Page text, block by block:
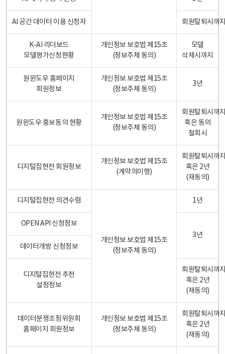
AI 공간 데이터 이용 신청자 회원탈퇴시까
K-AI 리더보드
모델평가신청현황
개인정보 보호법 제15조
(정보주체 동의)
모델
삭제시까지
원윈도우 홈페이지
회원정보
개인정보 보호법 제15조
(정보주체 동의)
3년
원윈도우 홍보동의 현황
개인정보 보호법 제15조
(정보주체 동의)
회원탈퇴시까
혹은 동의
철회시
디지털집현전 회원정보
개인정보 보호법 제15조
(계약의이행)
회원탈퇴시까
혹은 2년
(재동의)
디지털집현전 의견수렴
개인정보 보호법 제15조
(정보주체 동의)
1년
OPEN API 신청정보
3년
데이터개방 신청정보
디지털집현전 추천
설정정보
회원탈퇴시까
혹은 2년
(재동의)
데이터분쟁조정위원회
홈페이지 회원정보
개인정보 보호법 제15조
(정보주체 동의)
회원탈퇴시까
혹은 2년
(재동의)